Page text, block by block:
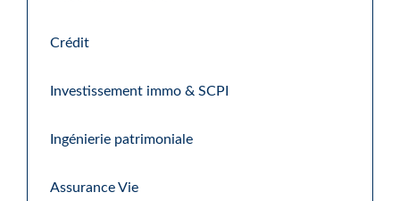
Crédit
Investissement immo & SCPI
Ingénierie patrimoniale
Assurance Vie